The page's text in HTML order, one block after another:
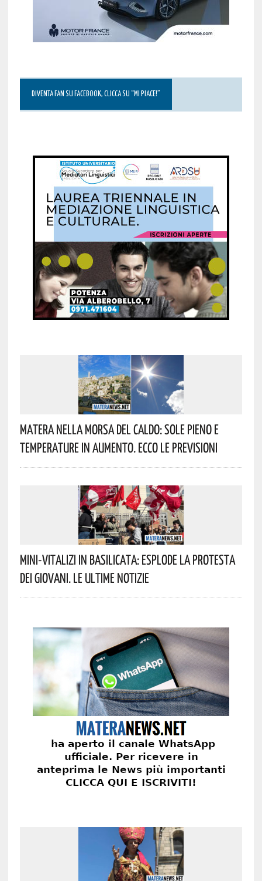
DIVENTA FAN SU FACEBOOK, CLICCA SU “MI PIACE!”
Matera Nella Morsa Del Caldo: Sole Pieno E
Temperature In Aumento. Ecco Le Previsioni
Mini-Vitalizi In Basilicata: Esplode La Protesta
Dei Giovani. Le Ultime Notizie